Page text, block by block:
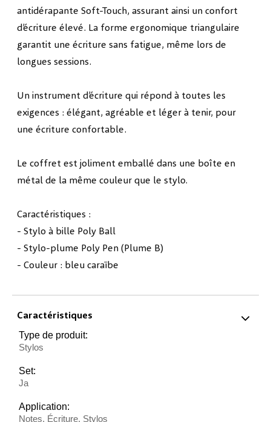
antidérapante Soft-Touch, assurant ainsi un confort
d’écriture élevé. La forme ergonomique triangulaire
garantit une écriture sans fatigue, même lors de
longues sessions.
Un instrument d’écriture qui répond à toutes les
exigences : élégant, agréable et léger à tenir, pour
une écriture confortable.
Le coffret est joliment emballé dans une boîte en
métal de la même couleur que le stylo.
Caractéristiques :
- Stylo à bille Poly Ball
- Stylo-plume Poly Pen (Plume B)
- Couleur : bleu caraïbe
Caractéristiques
Type de produit:
Stylos
Set:
Ja
Application:
Notes, Écriture, Stylos